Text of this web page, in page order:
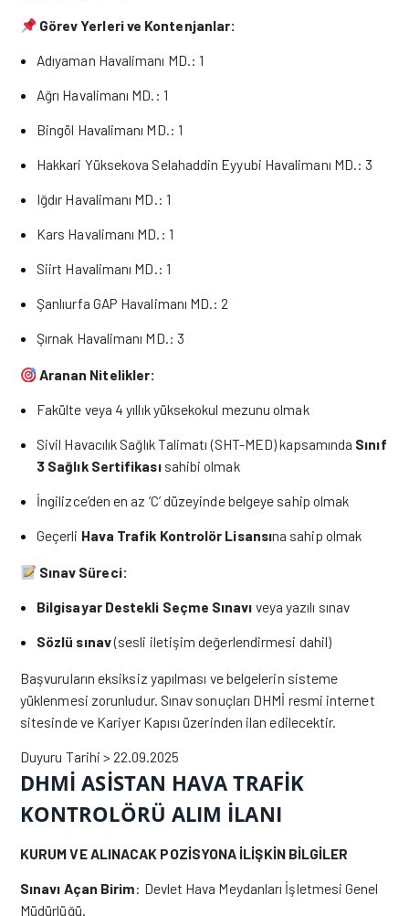
Görev Yerleri ve Kontenjanlar:
Adıyaman Havalimanı MD.: 1
Ağrı Havalimanı MD.: 1
Bingöl Havalimanı MD.: 1
Hakkari Yüksekova Selahaddin Eyyubi Havalimanı MD.: 3
Iğdır Havalimanı MD.: 1
Kars Havalimanı MD.: 1
Siirt Havalimanı MD.: 1
Şanlıurfa GAP Havalimanı MD.: 2
Şırnak Havalimanı MD.: 3
Aranan Nitelikler:
Fakülte veya 4 yıllık yüksekokul mezunu olmak
Sivil Havacılık Sağlık Talimatı (SHT-MED) kapsamında Sınıf
3 Sağlık Sertifikasısahibi olmak
İngilizce’den en az ‘C’ düzeyinde belgeye sahip olmak
Geçerli Hava Trafik Kontrolör Lisansına sahip olmak
Sınav Süreci:
Bilgisayar Destekli Seçme Sınavı veya yazılı sınav
Sözlü sınav(sesli iletişim değerlendirmesi dahil)
Başvuruların eksiksiz yapılması ve belgelerin sisteme
yüklenmesi zorunludur. Sınav sonuçları DHMİ resmi internet
sitesinde ve Kariyer Kapısı üzerinden ilan edilecektir.
Duyuru Tarihi > 22.09.2025
DHMİ ASİSTAN HAVA TRAFİK
KONTROLÖRÜ ALIM İLANI
KURUM VE ALINACAK POZİSYONA İLİŞKİN BİLGİLER
Sınavı Açan Birim: Devlet Hava Meydanları İşletmesi Genel
Müdürlüğü.